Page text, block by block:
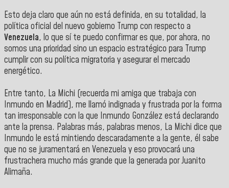
Esto deja claro que aún no está definida, en su totalidad, la
política oficial del nuevo gobierno Trump con respecto a
Venezuela, lo que sí te puedo confirmar es que, por ahora, no
somos una prioridad sino un espacio estratégico para Trump
cumplir con su política migratoria y asegurar el mercado
energético.
Entre tanto, La Michi (recuerda mi amiga que trabaja con
Inmundo en Madrid), me llamó indignada y frustrada por la forma
tan irresponsable con la que Inmundo González está declarando
ante la prensa. Palabras más, palabras menos, La Michi dice que
Inmundo le está mintiendo descaradamente a la gente, él sabe
que no se juramentará en Venezuela y eso provocará una
frustrachera mucho más grande que la generada por Juanito
Alimaña.